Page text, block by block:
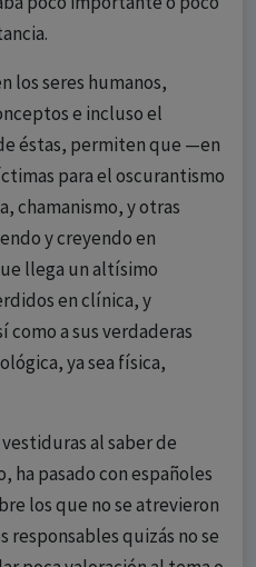
los seres humanos,
e incluso el
éstas, permiten que —en
para el oscurantismo
chamanismo, y otras
y creyendo en
llega un altísimo
en clínica, y
como a sus verdaderas
ya sea física,
al saber de
ha pasado con españoles
los que no se atrevieron
quizás no se